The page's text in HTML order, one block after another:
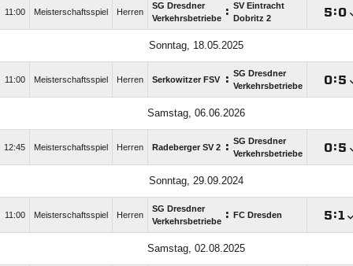
11:00 Meisterschaftsspiel Herren
SG Dresdner
Verkehrsbetriebe : SV Eintracht
Dobritz 2
:
Sonntag, 18.05.2025
11:00 Meisterschaftsspiel Herren Serkowitzer FSV : SG Dresdner
Verkehrsbetriebe
:
Samstag, 06.06.2026
12:45 Meisterschaftsspiel Herren Radeberger SV 2 : SG Dresdner
Verkehrsbetriebe
:
Sonntag, 29.09.2024
11:00 Meisterschaftsspiel Herren
SG Dresdner
Verkehrsbetriebe : FC Dresden :
Samstag, 02.08.2025